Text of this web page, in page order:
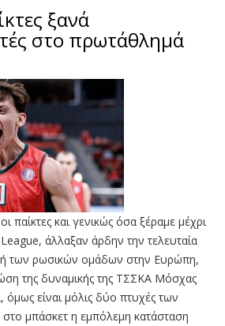
ξανά
στο πρωτάθλημά
παίκτες και γενικώς όσα ξέραμε μέχρι
άλλαξαν άρδην την τελευταία
των ρωσικών ομάδων στην Ευρώπη,
της δυναμικής της ΤΣΣΚΑ Μόσχας
όμως είναι μόλις δύο πτυχές των
μπάσκετ η εμπόλεμη κατάσταση